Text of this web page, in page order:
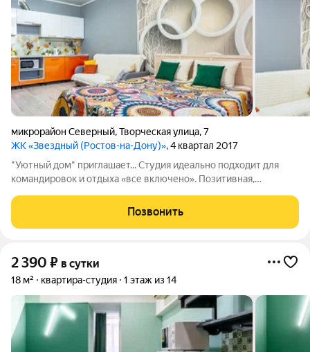
микрорайон Северный,Творческая улица,7
ЖК «Звездный (Ростов-на-Дону)», 4 квартал 2017
"Уютный дом" приглашает... Студия идеально подходит для
командировок и отдыха «все включено». Позитивная,
новом доме с консьержем (ЖК Звездный Северного жилого
массива Ворошиловского
Позвонить
2 390 ₽ в сутки
18 м² квартира-студия 1 этаж из 14